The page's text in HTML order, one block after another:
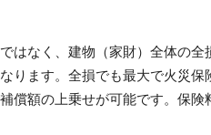
はなく、建物（家財）全体の
ります。全損でも最大で火災
償額の上乗せが可能です。保